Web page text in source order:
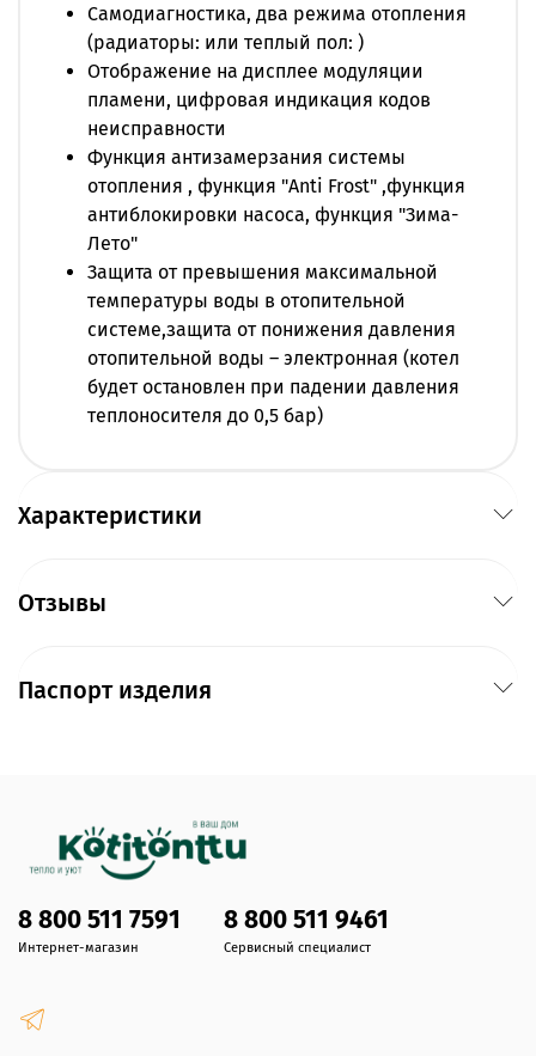
Самодиагностика, два режима отопления
(радиаторы: или теплый пол: )
Отображение на дисплее модуляции
пламени, цифровая индикация кодов
неисправности
Функция антизамерзания системы
отопления , функция "Anti Frost" ,функция
антиблокировки насоса, функция "Зима-
Лето"
Защита от превышения максимальной
температуры воды в отопительной
системе,защита от понижения давления
отопительной воды – электронная (котел
будет остановлен при падении давления
теплоносителя до 0,5 бар)
Характеристики
Отзывы
Паспорт изделия
8 800 511 7591
Интернет-магазин
8 800 511 9461
Сервисный специалист